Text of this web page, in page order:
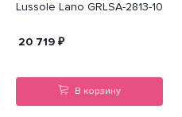
Lussole Lano GRLSA-2813-10
20 719 ₽
В корзину